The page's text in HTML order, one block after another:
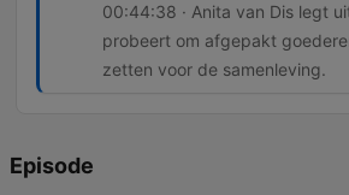
00:44:38 · Anita van Dis legt
probeert om afgepakt
zetten voor de samenleving.
Episode